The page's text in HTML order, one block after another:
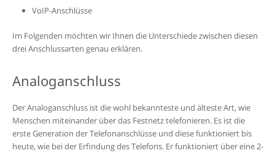
VoIP-Anschlüsse
Im Folgenden möchten wir Ihnen die Unterschiede zwischen diesen
drei Anschlussarten genau erklären.
Analoganschluss
Der Analoganschluss ist die wohl bekannteste und älteste Art, wie
Menschen miteinander über das Festnetz telefonieren. Es ist die
erste Generation derTelefonanschlüsse und diese funktioniert bis
heute, wie bei der Erfindung des Telefons. Er funktioniert über eine 2-